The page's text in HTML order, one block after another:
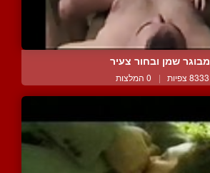
מבוגר שמן ובחור צעיר
8333 צפיות | 0 המלצות